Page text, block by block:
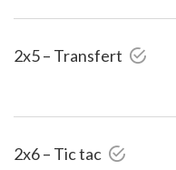
2x5 – Transfert
2x6 – Tic tac